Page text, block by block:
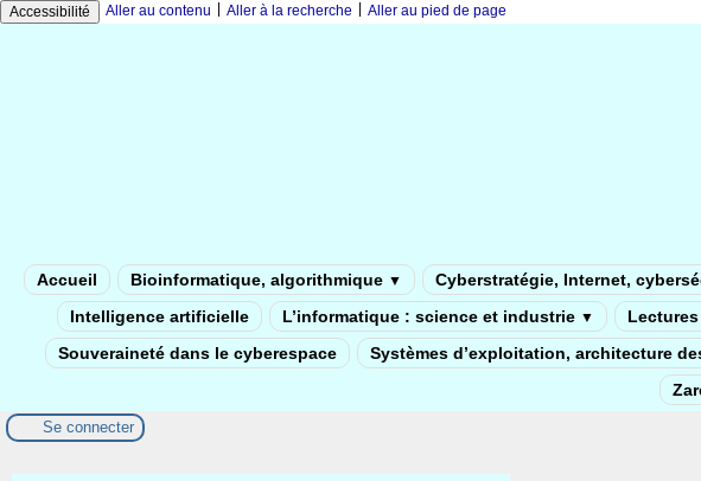
Accessibilité Aller au contenu Aller à la recherche Aller au pied de page
Accueil Bioinformatique, algorithmique ▼ Cyberstratégie, Internet,
Intelligence artificielle
L’informatique : science et industrie ▼ Lectures
Souveraineté dans le cyberespace
Systèmes d’exploitation, architecture
Se connecter